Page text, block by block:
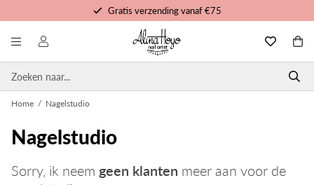
Gratis verzending vanaf €75
Gratis trainingen en tutorials
Voor 16u besteld, morgen in huis
Home / Nagelstudio
Nagelstudio
Sorry, ik neem geen klanten meer aan voor de